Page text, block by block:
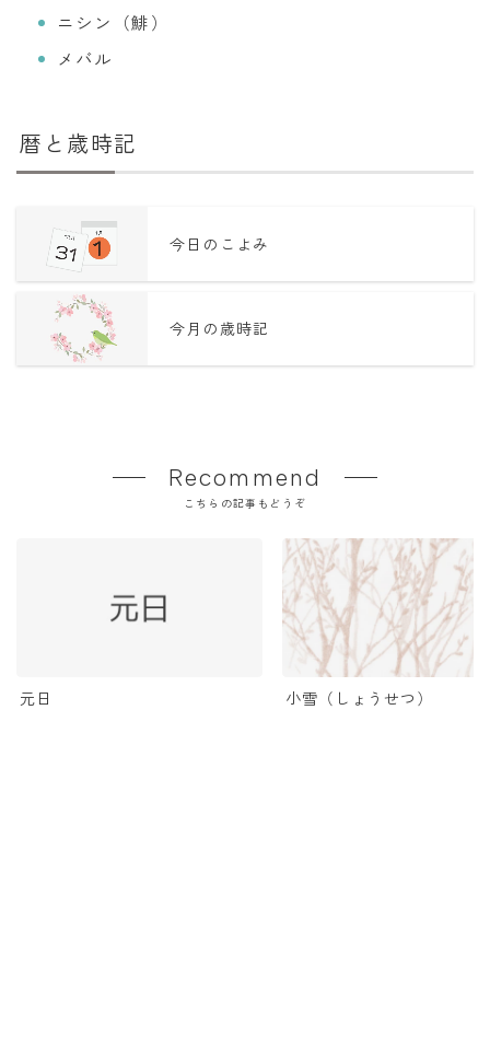
ニシン（鯡）
メバル
暦と歳時記
今日のこよみ
今月の歳時記
Recommend
こちらの記事もどうぞ
元日 小雪（しょうせつ）